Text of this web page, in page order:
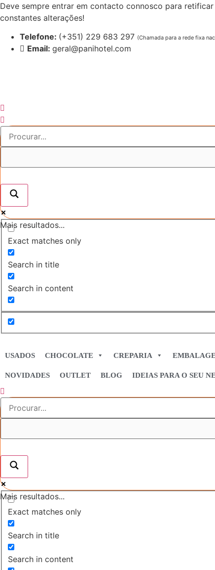
Pular
para
conteúdo
Deve sempre entrar em contacto connosco para
constantes alterações!
Telefone: (+351) 229 683 297 (Chamada para a rede fixa
Email: geral@panihotel.com
Mais resultados...
Exact matches only
Search in title
Search in content
USADOS CHOCOLATE CREPARIA
NOVIDADES OUTLET BLOG IDEIAS PARA O SEU
Mais resultados...
Exact matches only
Search in title
Search in content